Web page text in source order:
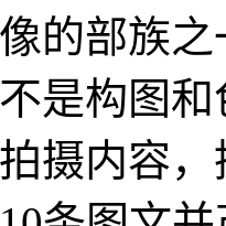
的部族
是构图
摄内容